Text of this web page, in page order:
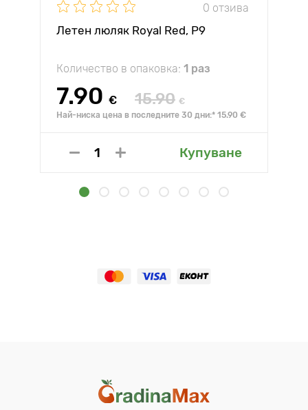
0 отзива
Летен люляк Royal Red, P9
Количество в опаковка: 1 раз
7.90 € 15.90 €
Най-ниска цена в последните 30 дни:* 15.90 €
Купуване